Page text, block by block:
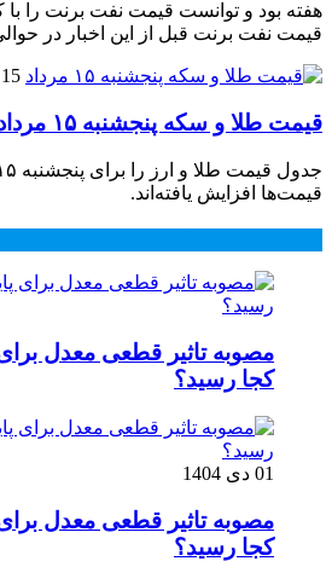
قیمت نفت برنت قبل از این اخبار در حوالی ۸۷ دلار در نوسان
15 مرداد 1405
قیمت طلا و سکه پنجشنبه ۱۵ مرداد
قیمت‌ها افزایش یافته‌اند.
کجا رسید؟
01 دی 1404
کجا رسید؟